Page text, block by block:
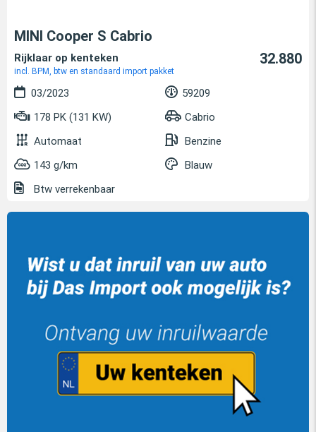
MINI Cooper S Cabrio
Rijklaar op kenteken
incl. BPM, btw en standaard import pakket
32.880
03/2023
59209
178 PK (131 KW)
Cabrio
Automaat
Benzine
143 g/km
Blauw
Btw verrekenbaar